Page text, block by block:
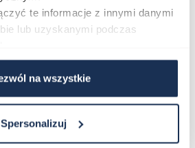
te informacje z innymi danymi
lub uzyskanymi podczas
na wszystkie
Spersonalizuj
Casio Sport AQ-230GA-
03311457